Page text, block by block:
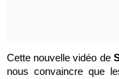
Cette nouvelle vidéo de
nous convaincre que